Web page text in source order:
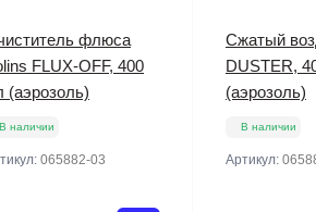
флюса
FLUX-OFF, 400
(аэрозоль)
В наличии
065882-03
Сжатый
DUSTER,
(аэрозоль)
В наличии
Артикул: